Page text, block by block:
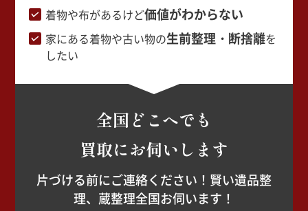
着物や布があるけど価値がわからない
家にある着物や古い物の生前整理・断捨離を
したい
全国どこへでも
買取にお伺いします
片づける前にご連絡ください！賢い遺品整
理、蔵整理全国お伺います！